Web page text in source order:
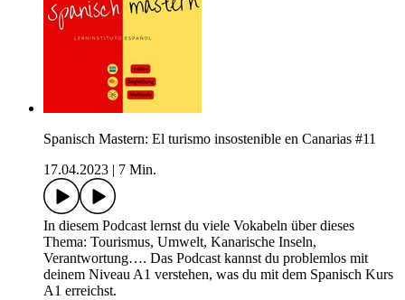
Spanisch Mastern: El turismo insostenible en Canarias #11
17.04.2023
7 Min.
In diesem Podcast lernst du viele Vokabeln über dieses
Thema: Tourismus, Umwelt, Kanarische Inseln,
Verantwortung…. Das Podcast kannst du problemlos mit
deinem Niveau A1 verstehen, was du mit dem Spanisch Kurs
A1 erreichst.